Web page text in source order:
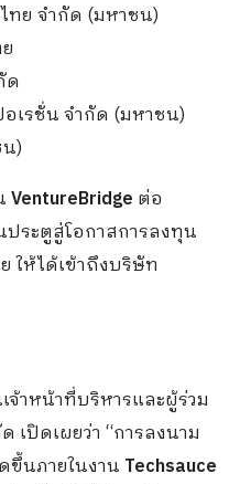
ทย จำกัด (มหาชน)
ด
เรชั่น จํากัด (มหาชน)
)
VentureBridge ต่อ
ระตูสู่โอกาสการลงทุน
ให้ได้เข้าถึงบริษัท
จ้าหน้าที่บริหารและผู้ร่วม
เปิดเผยว่า “การลงนาม
นภายในงาน Techsauce